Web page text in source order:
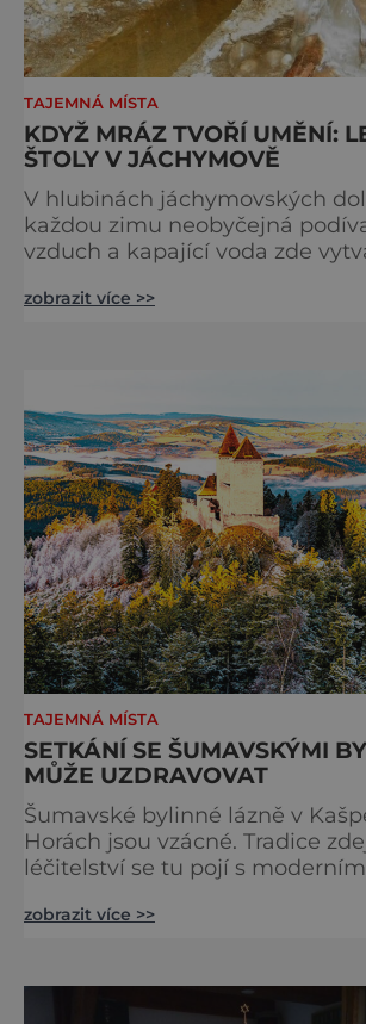
TAJEMNÁ MÍSTA
KDYŽ MRÁZ TVOŘÍ UMĚNÍ:
ŠTOLY V JÁCHYMOVĚ
V hlubinách jáchymovských
každou zimu neobyčejná
vzduch a kapající voda zde
křišťálové sochy. Toto jedinečné „ledové
zobrazit více >>
TAJEMNÁ MÍSTA
SETKÁNÍ SE ŠUMAVSKÝMI
MŮŽE UZDRAVOVAT
Šumavské bylinné lázně v
Horách jsou vzácné. Tradice
léčitelství se tu pojí s
naprosto výjimečné a přitom
přímo v historickém centru
zobrazit více >>